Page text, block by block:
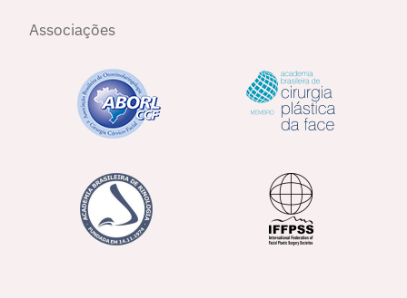
Associações